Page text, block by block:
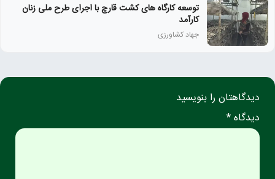
توسعه کارگاه های کشت قارچ با اجرای طرح ملی زنان
كارآمد
جهاد کشاورزی
دیدگاهتان را بنویسید
دیدگاه *